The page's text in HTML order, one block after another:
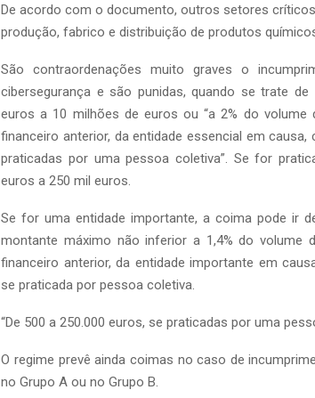
De acordo com o documento, outros setores
produção, fabrico e distribuição de produtos
São contraordenações muito graves o
cibersegurança e são punidas, quando se trate
euros a 10 milhões de euros ou “a 2% do volume
financeiro anterior, da entidade essencial em
praticadas por uma pessoa coletiva”. Se for
euros a 250 mil euros.
Se for uma entidade importante, a coima pode ir
montante máximo não inferior a 1,4% do volume
financeiro anterior, da entidade importante em
se praticada por pessoa coletiva.
“De 500 a 250.000 euros, se praticadas por uma
O regime prevê ainda coimas no caso de
no Grupo A ou no Grupo B.